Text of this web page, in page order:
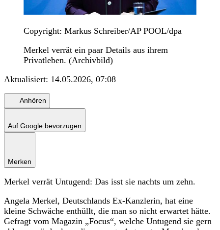
Copyright: Markus Schreiber/AP POOL/dpa
Merkel verrät ein paar Details aus ihrem
Privatleben. (Archivbild)
Aktualisiert: 14.05.2026, 07:08
Anhören
Auf Google bevorzugen
Merken
Merkel verrät Untugend: Das isst sie nachts um zehn.
Angela Merkel, Deutschlands Ex-Kanzlerin, hat eine
kleine Schwäche enthüllt, die man so nicht erwartet hätte.
Gefragt vom Magazin „Focus“, welche Untugend sie gern